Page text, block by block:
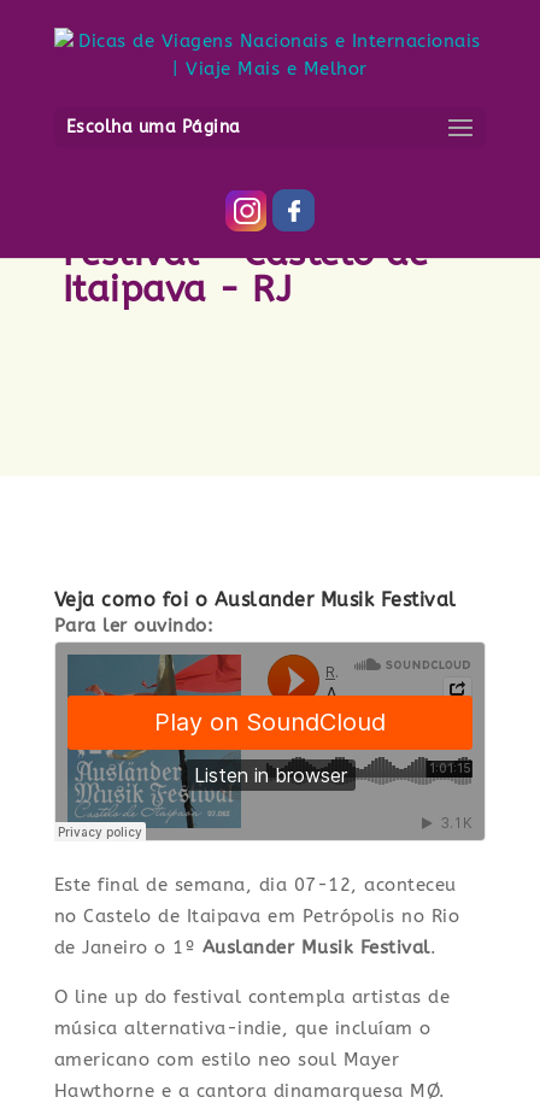
Escolha uma Página
Auslander Musik
Festival - Castelo de
Itaipava - RJ
Veja como foi o Auslander Musik Festival
Para ler ouvindo:
Este final de semana, dia 07-12, aconteceu
no Castelo de Itaipava em Petrópolis no Rio
de Janeiro o 1º Auslander Musik Festival.
O line up do festival contempla artistas de
música alternativa-indie, que incluíam o
americano com estilo neo soul Mayer
Hawthorne e a cantora dinamarquesa MØ.